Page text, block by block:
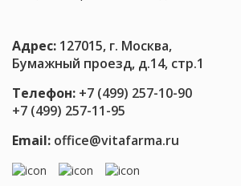
Адрес: 127015, г. Москва,
Бумажный проезд, д.14, стр.1
Телефон: +7 (499) 257-10-90
+7 (499) 257-11-95
Email: office@vitafarma.ru